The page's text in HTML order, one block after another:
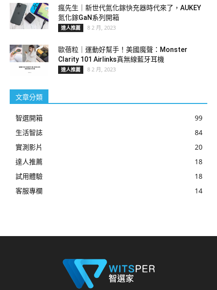
瘋先生｜新世代氮化鎵快充器時代來了，AUKEY
氮化鎵GaN系列開箱
達人推薦 8 2 月, 2023
歐蓓粒｜運動好幫手！美國魔聲：Monster
Clarity 101 Airlinks真無線藍牙耳機
達人推薦 8 2 月, 2023
文章分類
智選開箱
99
生活智誌
84
實測影片
20
達人推薦
18
試用體驗
18
客服專欄
14